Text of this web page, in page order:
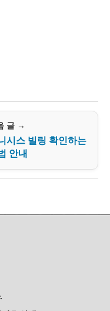
글 →
시스 빌링 확인하는
안내